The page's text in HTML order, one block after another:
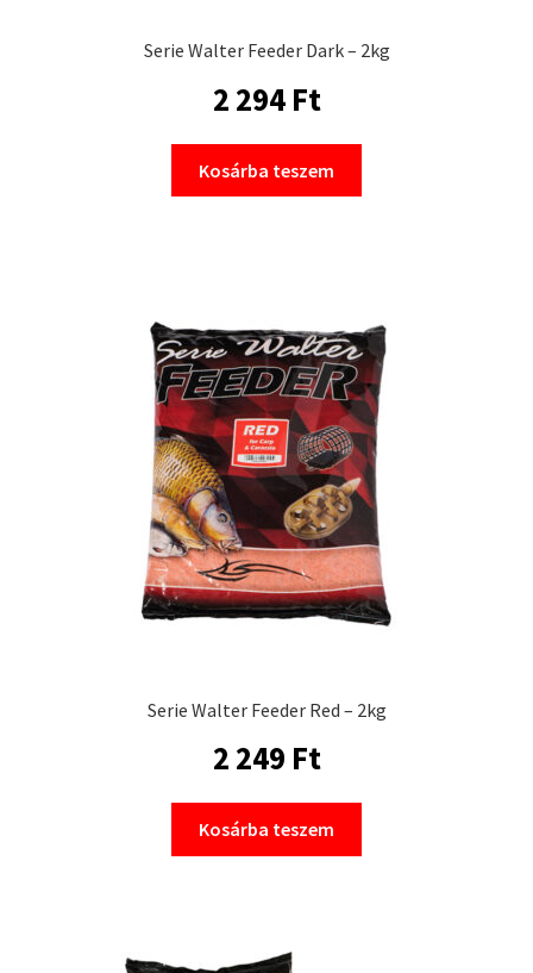
Serie Walter Feeder Dark – 2kg
2 294 Ft
Kosárba teszem
Serie Walter Feeder Red – 2kg
2 249 Ft
Kosárba teszem